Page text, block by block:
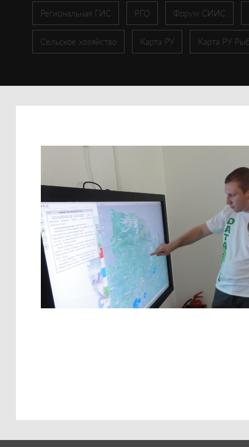
Региональная ГИС РГО Форум СИИС
Сельское хозяйство Карта РУ Карта РУ